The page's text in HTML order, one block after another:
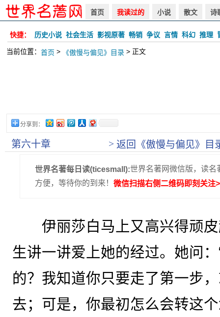
首页 我读过的 小说 散文 诗
快捷： 历史小说 社会生活 影视原著 畅销 争议 言情 科幻 推理
当前位置： 首页 > 《傲慢与偏见》目录 > 正文
分享到：
第六十章 > 返回《傲慢与偏见》目
世界名著每日读(ticesmall):世界名著网微信版，读名
方便，等待你的到来！ 微信扫描右侧二维码即刻关注
伊丽莎白马上又高兴得顽皮
生讲一讲爱上她的经过。她问
的？我知道你只要走了第一步
去；可是，你最初怎么会转这